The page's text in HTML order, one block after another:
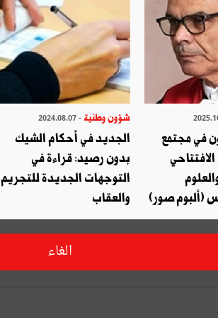
طباعة
؟ شارك مع أصدقائك !
التويتر
في مجتمع
(ألبوم صور)
شؤون وطنية - 2024.08.07
الجديد في أحكام الشيك
بدون رصيد: قراءة في
التوجهات الجديدة للتجريم
والعقاب
الغاء